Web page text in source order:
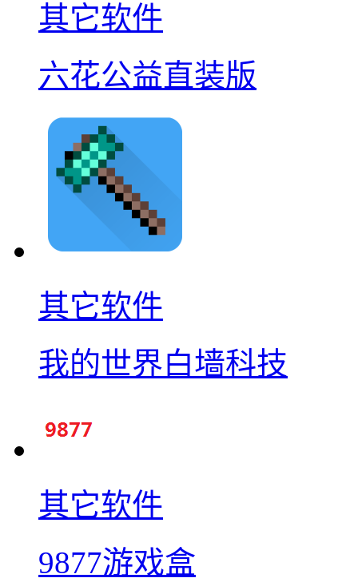
其它软件
六花公益直装版
其它软件
我的世界白墙科技
其它软件
9877游戏盒